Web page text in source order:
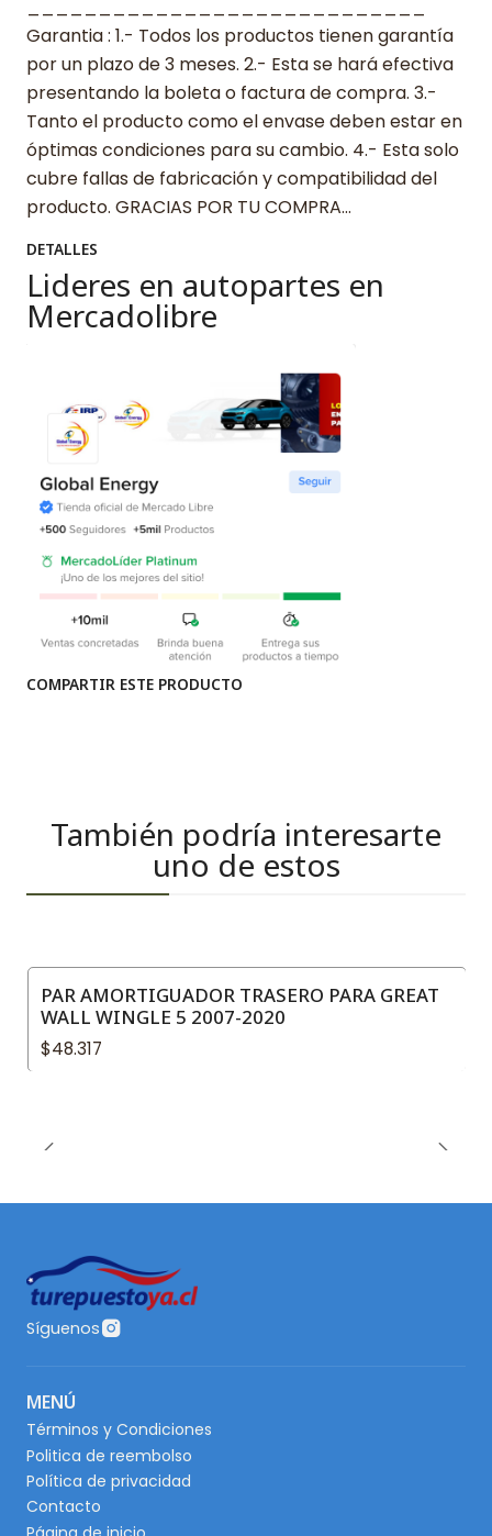
Garantia : 1.- Todos los productos tienen garantía
por un plazo de 3 meses. 2.- Esta se hará efectiva
presentando la boleta o factura de compra. 3.-
Tanto el producto como el envase deben estar en
óptimas condiciones para su cambio. 4.- Esta solo
cubre fallas de fabricación y compatibilidad del
producto. GRACIAS POR TU COMPRA…
DETALLES
Lideres en autopartes en
Mercadolibre
COMPARTIR ESTE PRODUCTO
También podría interesarte
uno de estos
PAR AMORTIGUADOR TRASERO PARA GREAT
WALL WINGLE 5 2007-2020
$48.317
Síguenos
MENÚ
Términos y Condiciones
Politica de reembolso
Política de privacidad
Contacto